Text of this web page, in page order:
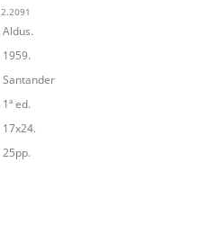
2.2091
Aldus.
1959.
Santander
1ª ed.
17x24.
25pp.